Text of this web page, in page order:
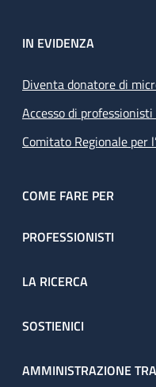
IN EVIDENZA
Diventa donatore di
Accesso di
Comitato Regionale per
COME FARE PER
PROFESSIONISTI
LA RICERCA
SOSTIENICI
AMMINISTRAZIONE